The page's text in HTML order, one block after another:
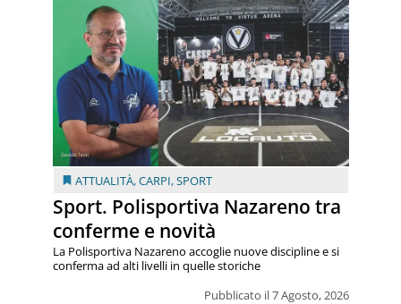
ATTUALITÀ,CARPI,SPORT
Sport. Polisportiva Nazareno tra
conferme e novità
Pubblicato il 7 Agosto, 2026
La Polisportiva Nazareno accoglie nuove discipline e si
conferma ad alti livelli in quelle storiche